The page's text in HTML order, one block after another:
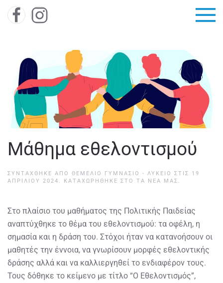
Skip to main content
Μάθημα εθελοντισμού
ΣΥΝΤΆΧΘΗΚΕ ΑΠΌ ΘΕΜΕΛΙΟ ΓΥΜΝΑΣΙΟ - ΛΥΚΕΙΟ ΣΤΙΣ 19
ΑΠΡΙΛΊΟΥ 2024 . ΚΑΤΑΧΩΡΉΘΗΚΕ ΣΤΟ ΤΑ ΝΈΑ ΜΑΣ .
Στο πλαίσιο του μαθήματος της Πολιτικής Παιδείας
αναπτύχθηκε το θέμα του εθελοντισμού: τα οφέλη, η
σημασία και η δράση του. Στόχοι ήταν να κατανοήσουν οι
μαθητές την έννοια, να γνωρίσουν μορφές εθελοντικής
δράσης αλλά και να καλλιεργηθεί το ενδιαφέρον τους.
Τους δόθηκε το κείμενο με τίτλο “Ο Εθελοντισμός”,